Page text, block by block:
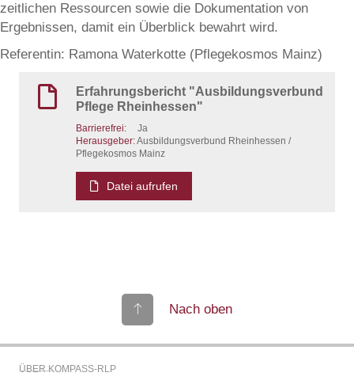
zeitlichen Ressourcen sowie die Dokumentation von
Ergebnissen, damit ein Überblick bewahrt wird.
Referentin: Ramona Waterkotte (Pflegekosmos Mainz)
Erfahrungsbericht "Ausbildungsverbund
Pflege Rheinhessen"
Barrierefrei:
Ja
Herausgeber:Ausbildungsverbund Rheinhessen /
Pflegekosmos Mainz
Datei aufrufen
Nach oben
ÜBER KOMPASS-RLP